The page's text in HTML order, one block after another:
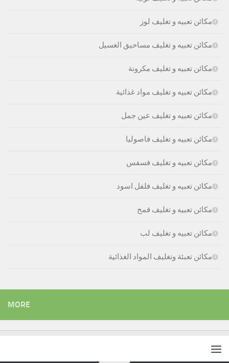
مكائن تعبيه و تغليف لوز
مكائن تعبيه و تغليف مساحيق الغسيل
مكائن تعبيه و تغليف مكرونة
مكائن تعبيه و تغليف مواد غذائية
مكائن تعبيه و تغليف عين جمل
مكائن تعبيه و تغليف فاصوليا
مكائن تعبيه و تغليف فسفس
مكائن تعبيه و تغليف فلفل اسود
مكائن تعبيه و تغليف قمح
مكائن تعبيه و تغليف لب
مكائن تعبئة وتغليف المواد الغذائية
MORE